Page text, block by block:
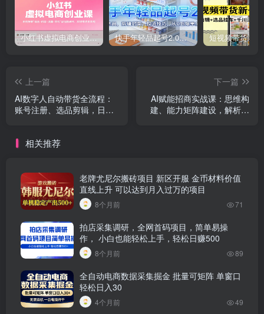
小红书虚拟电商创业课，系统拆解选品-内容-流量-变现，实现零成本变现 快手年轻品起号2.0：养号选品，剪辑封面，投流技巧，从0到爆单全流程
上一篇
AI数字人自动带货全流程：
账号注册、选品剪辑，日更
下一篇
AI赋能招商实战课：思维构
建、能力矩阵建设，解析全
相关推荐
老牌尤尼尔搬砖项目 新区开服 金币材料价值
直线上升 可以达到月入过万的项目
8个月前 71
拍店采集调研，全网首码项目，简单易操
作， 小白也能轻松上手，轻松日赚500
8个月前 89
全自动电商数据采集掘金 批量可矩阵 单窗口
轻松日入30
4个月前 49